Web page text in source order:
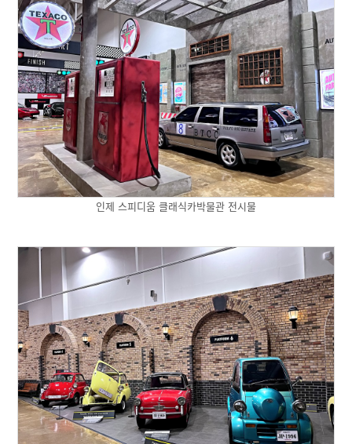
인제 스피디움 클래식카박물관 전시물